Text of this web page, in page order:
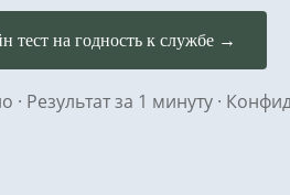
тест на годность к службе →
· Результат за 1 минуту ·